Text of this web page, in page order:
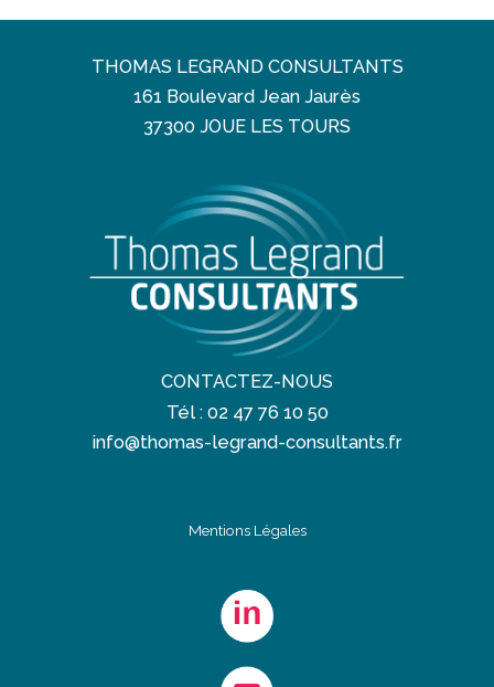
THOMAS LEGRAND CONSULTANTS
161 Boulevard Jean Jaurès
37300 JOUE LES TOURS
CONTACTEZ-NOUS
Tél : 02 47 76 10 50
info@thomas-legrand-consultants.fr
Mentions Légales